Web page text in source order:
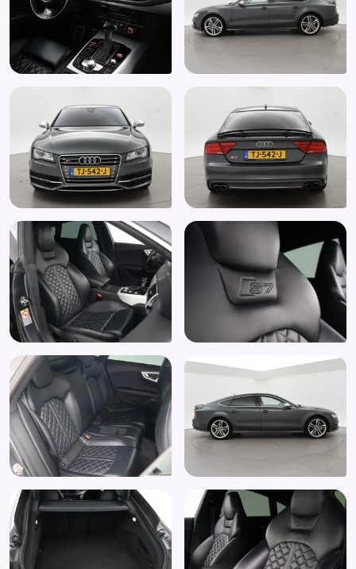
Stuurwiel multifunctioneel
Variabele stuuroverbrenging
Zij airbag(s) achter
Zij airbag(s) voor